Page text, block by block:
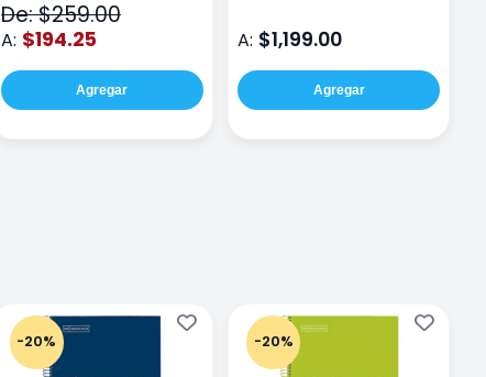
De: $259.00
A: $194.25
Agregar
A: $1,199.00
Agregar
-20% -20%